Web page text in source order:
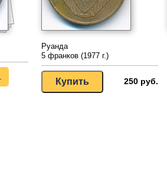
Руанда
5 франков (1977 г.)
250 руб.